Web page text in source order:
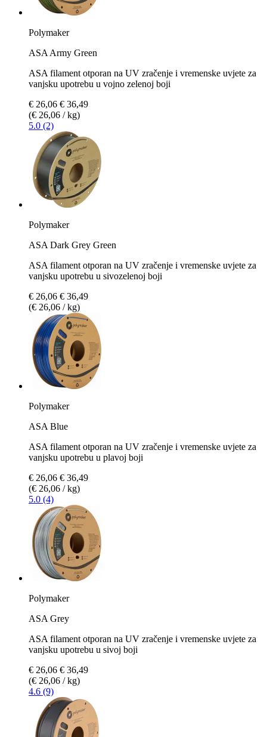
Polymaker
ASA Army Green
ASA filament otporan na UV zračenje i vremenske uvjete za
vanjsku upotrebu u vojno zelenoj boji
€ 26,06 € 36,49
(€ 26,06 / kg)
5.0 (2)
Polymaker
ASA Dark Grey Green
ASA filament otporan na UV zračenje i vremenske uvjete za
vanjsku upotrebu u sivozelenoj boji
€ 26,06 € 36,49
(€ 26,06 / kg)
Polymaker
ASA Blue
ASA filament otporan na UV zračenje i vremenske uvjete za
vanjsku upotrebu u plavoj boji
€ 26,06 € 36,49
(€ 26,06 / kg)
5.0 (4)
Polymaker
ASA Grey
ASA filament otporan na UV zračenje i vremenske uvjete za
vanjsku upotrebu u sivoj boji
€ 26,06 € 36,49
(€ 26,06 / kg)
4.6 (9)